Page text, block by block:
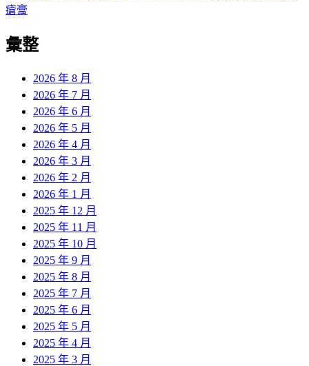
導
覽
瘡膏
彙整
2026 年 8 月
2026 年 7 月
2026 年 6 月
2026 年 5 月
2026 年 4 月
2026 年 3 月
2026 年 2 月
2026 年 1 月
2025 年 12 月
2025 年 11 月
2025 年 10 月
2025 年 9 月
2025 年 8 月
2025 年 7 月
2025 年 6 月
2025 年 5 月
2025 年 4 月
2025 年 3 月